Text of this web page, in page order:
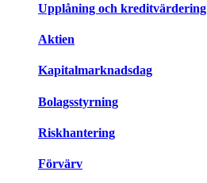
Upplåning och kreditvärdering
Aktien
Kapitalmarknadsdag
Bolagsstyrning
Riskhantering
Förvärv